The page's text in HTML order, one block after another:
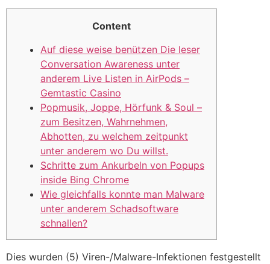
Content
Auf diese weise benützen Die leser
Conversation Awareness unter
anderem Live Listen in AirPods –
Gemtastic Casino
Popmusik, Joppe, Hörfunk & Soul –
zum Besitzen, Wahrnehmen,
Abhotten, zu welchem zeitpunkt
unter anderem wo Du willst.
Schritte zum Ankurbeln von Popups
inside Bing Chrome
Wie gleichfalls konnte man Malware
unter anderem Schadsoftware
schnallen?
Dies wurden (5) Viren-/Malware-Infektionen festgestellt